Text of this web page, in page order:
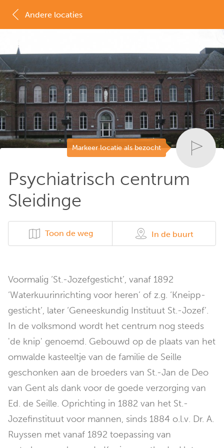
Markeer locatie als bezocht
Psychiatrisch centrum
Sleidinge
Toon de weg In de buurt
Voormalig ‘St.-Jozefgesticht’, vanaf 1892
‘Waterkuurinrichting voor heren’ of z.g. ‘Kneipp-
gesticht’, later ‘Geneeskundig Instituut St.-Jozef’.
In de volksmond wordt het centrum nog steeds
'de knip' genoemd. Gebouwd op de plaats van het
omwalde kasteeltje van de familie de Seille
geschonken aan de broeders van St.-Jan de Deo
van Gent als dank voor de goede verzorging van
Ed. de Seille. Oprichting in 1882 van het St.-
Jozefinstituut voor mannen, sinds 1884 o.l.v. Dr. A.
Ruyssen met vanaf 1892 toepassing van
Andere locaties
MAP LIJST